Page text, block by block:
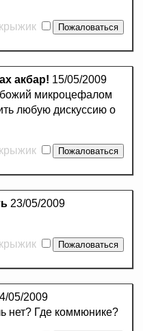
акбар! 15/05/2009
микроцефалом
любую дискуссию о
23/05/2009
05/2009
нет? Где коммюнике?